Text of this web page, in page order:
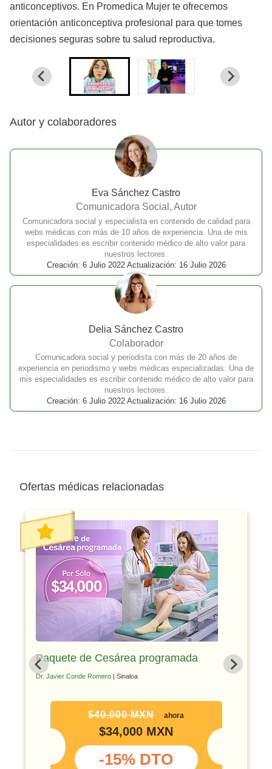
anticonceptivos. En Promedica Mujer te ofrecemos
orientación anticonceptiva profesional para que tomes
decisiones seguras sobre tu salud reproductiva.
Autor y colaboradores
Eva Sánchez Castro
Comunicadora Social, Autor
Comunicadora social y especialista en contenido de calidad para
webs médicas con más de 10 años de experiencia. Una de mis
especialidades es escribir contenido médico de alto valor para
nuestros lectores.
Creación: 6 Julio 2022 Actualización: 16 Julio 2026
Delia Sánchez Castro
Colaborador
Comunicadora social y periodista con más de 20 años de
experiencia en periodismo y webs médicas especializadas. Una de
mis especialidades es escribir contenido médico de alto valor para
nuestros lectores.
Creación: 6 Julio 2022 Actualización: 16 Julio 2026
Ofertas médicas relacionadas
Paquete de Cesárea programada
Dr. Javier Conde Romero | Sinaloa
$40,000 MXN ahora
$34,000 MXN
-15% DTO